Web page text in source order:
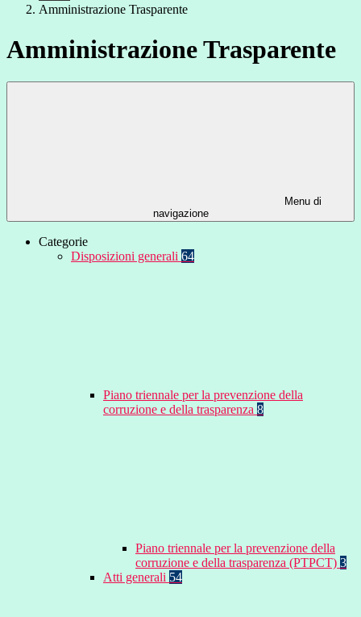
Amministrazione Trasparente
Amministrazione Trasparente
Menu di
navigazione
Categorie
Disposizioni generali 64
Piano triennale per la prevenzione della
corruzione e della trasparenza 8
Piano triennale per la prevenzione della
corruzione e della trasparenza (PTPCT) 3
Atti generali 54